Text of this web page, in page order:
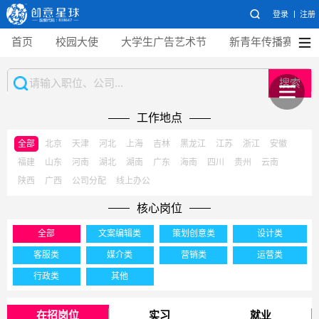
登录 注册
首页 校园大使 大学生广告艺术节 新青年传播赛
搜索
工作地点
全部 北京 天津 河北 上海 吉林 黑龙江 江苏 浙江
安徽
福建
山东 河南 湖北 湖南 广东 海南 四川 贵州
云南
陕西
广西 公司分配 线上办公
核心岗位
全部 文案编辑类 策划创意类 设计类
客服类 媒介类 营销类 运营类
行政类 其他
在招岗位 实习 就业